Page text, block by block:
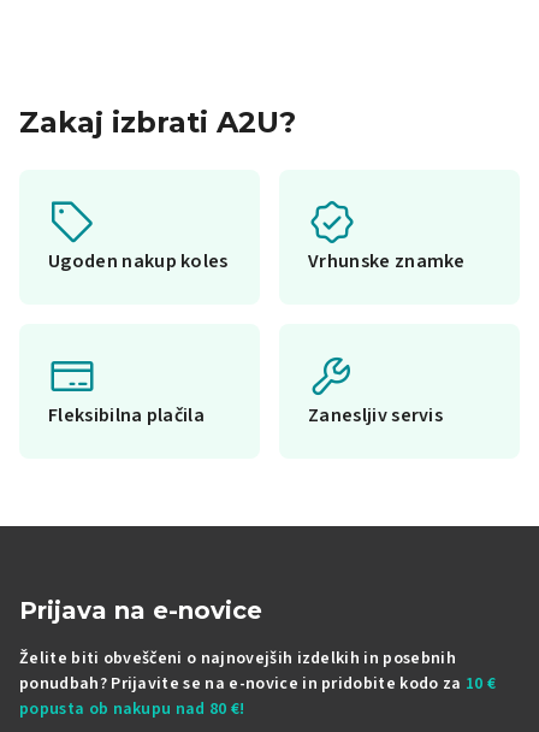
Zakaj izbrati A2U?
Ugoden nakup koles Vrhunske znamke
Fleksibilna plačila Zanesljiv servis
Prijava na e-novice
Želite biti obveščeni o najnovejših izdelkih in posebnih
ponudbah? Prijavite se na e-novice in pridobite kodo za 10 €
popusta ob nakupu nad 80 €!